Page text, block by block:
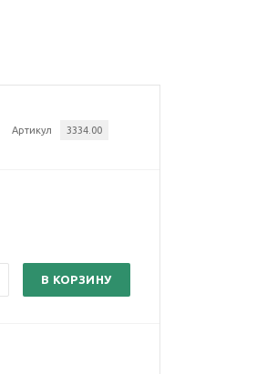
Артикул 3334.00
В КОРЗИНУ